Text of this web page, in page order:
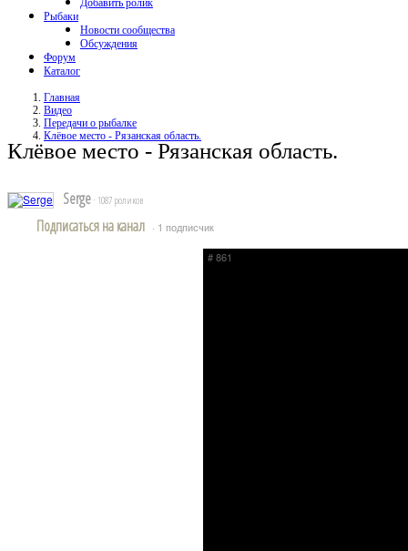
Добавить ролик
Рыбаки
Новости сообщества
Обсуждения
Форум
Каталог
Главная
Видео
Передачи о рыбалке
Клёвое место - Рязанская область.
Клёвое место - Рязанская область.
Serge · 1087 роликов
Подписаться на канал · 1 подписчик
# 861